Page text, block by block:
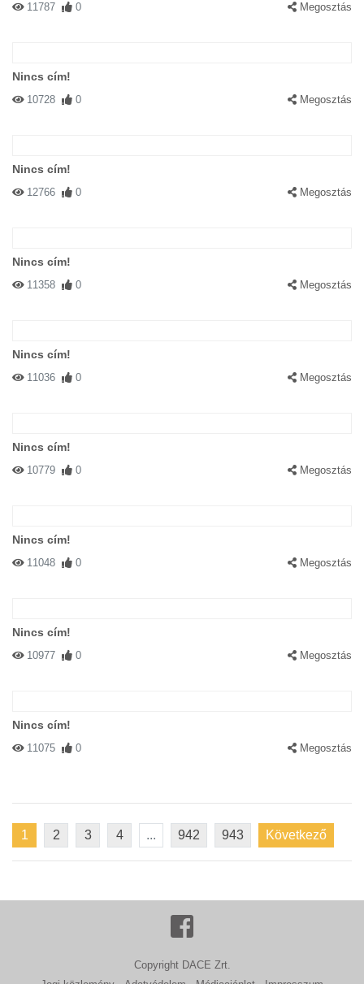
11787 0 Megosztás
Nincs cím!
10728 0 Megosztás
Nincs cím!
12766 0 Megosztás
Nincs cím!
11358 0 Megosztás
Nincs cím!
11036 0 Megosztás
Nincs cím!
10779 0 Megosztás
Nincs cím!
11048 0 Megosztás
Nincs cím!
10977 0 Megosztás
Nincs cím!
11075 0 Megosztás
1 2 3 4 ... 942 943 Következő
Copyright DACE Zrt.